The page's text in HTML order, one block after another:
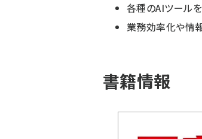
各種のAIツール
業務効率化や情
書籍情報